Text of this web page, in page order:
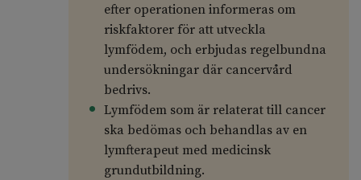
efter operationen informeras om
riskfaktorer för att utveckla
lymfödem, och erbjudas regelbundna
undersökningar där cancervård
bedrivs.
Lymfödem som är relaterat till cancer
ska bedömas och behandlas av en
lymfterapeut med medicinsk
grundutbildning.